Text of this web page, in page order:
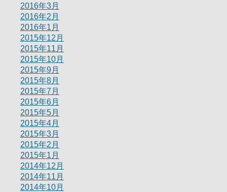
2016年3月
2016年2月
2016年1月
2015年12月
2015年11月
2015年10月
2015年9月
2015年8月
2015年7月
2015年6月
2015年5月
2015年4月
2015年3月
2015年2月
2015年1月
2014年12月
2014年11月
2014年10月